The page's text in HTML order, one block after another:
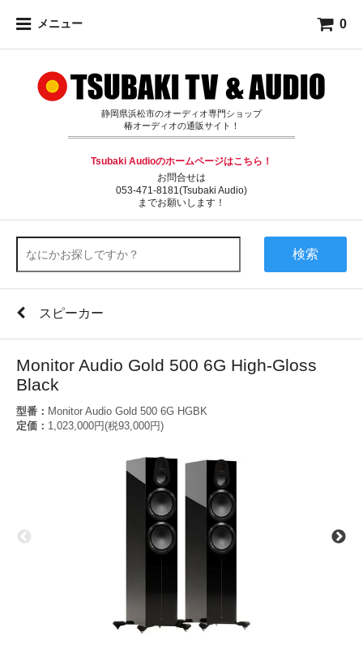
メニュー 0
静岡県浜松市のオーディオ専門ショップ
椿オーディオの通販サイト！
Tsubaki Audioのホームページはこちら！
お問合せは
053-471-8181(Tsubaki Audio)
までお願いします！
検索
スピーカー
Monitor Audio Gold 500 6G High-Gloss
Black
型番： Monitor Audio Gold 500 6G HGBK
定価： 1,023,000円(税93,000円)